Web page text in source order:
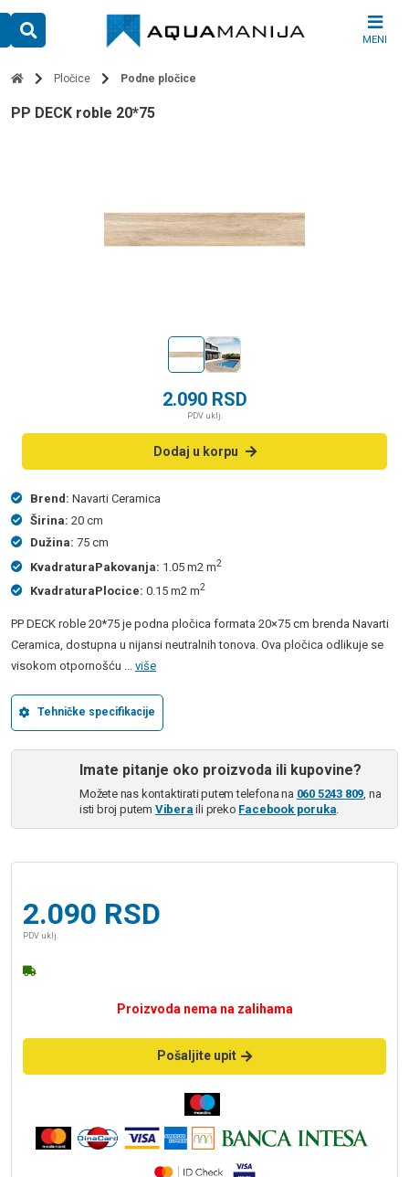
content
MENI
Pločice Podne pločice
PP DECK roble 20*75
2.090 RSD
PDV uklj.
Dodaj u korpu
Brend: Navarti Ceramica
Širina: 20 cm
Dužina: 75 cm
KvadraturaPakovanja: 1.05 m2 m2
KvadraturaPlocice: 0.15 m2 m2
PP DECK roble 20*75 je podna pločica formata 20×75 cm brenda Navarti
Ceramica, dostupna u nijansi neutralnih tonova. Ova pločica odlikuje se
visokom otpornošću ... više
Tehničke specifikacije
Imate pitanje oko proizvoda ili kupovine?
Možete nas kontaktirati putem telefona na 060 5243 809 , na
isti broj putem Vibera ili preko Facebook poruka
2.090 RSD
PDV uklj.
Proizvoda nema na zalihama
Pošaljite upit